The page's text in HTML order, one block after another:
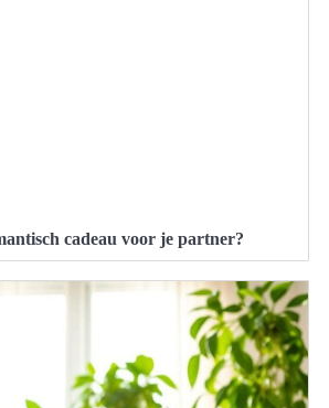
cadeau voor je partner?